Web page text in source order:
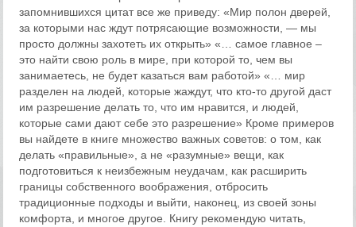
запомнившихся цитат все же приведу: «Мир полон дверей,
за которыми нас ждут потрясающие возможности, — мы
просто должны захотеть их открыть» «… самое главное –
это найти свою роль в мире, при которой то, чем вы
занимаетесь, не будет казаться вам работой» «… мир
разделен на людей, которые жаждут, что кто-то другой даст
им разрешение делать то, что им нравится, и людей,
которые сами дают себе это разрешение» Кроме примеров
вы найдете в книге множество важных советов: о том, как
делать «правильные», а не «разумные» вещи, как
подготовиться к неизбежным неудачам, как расширить
границы собственного воображения, отбросить
традиционные подходы и выйти, наконец, из своей зоны
комфорта, и многое другое. Книгу рекомендую читать,